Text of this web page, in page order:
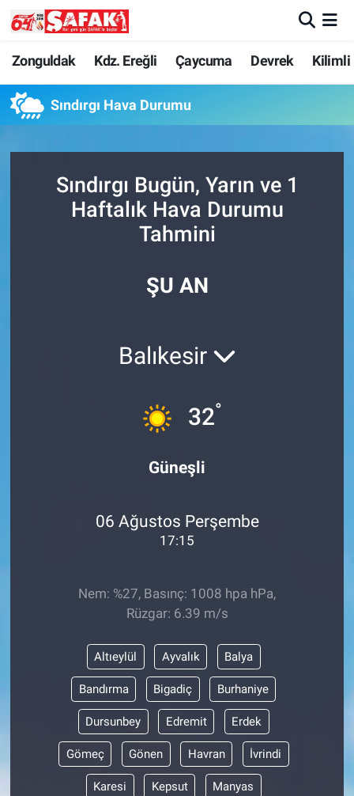
Zonguldak Kdz. Ereğli Çaycuma Devrek Kilimli
Sındırgı Hava Durumu
Sındırgı Bugün, Yarın ve 1
Haftalık Hava Durumu
Tahmini
ŞU AN
Balıkesir
32°
Güneşli
06 Ağustos Perşembe
17:15
Nem: %27, Basınç: 1008 hpa hPa,
Rüzgar: 6.39 m/s
Altıeylül Ayvalık Balya
Bandırma Bigadiç Burhaniye
Dursunbey Edremit Erdek
Gömeç Gönen Havran İvrindi
Karesi Kepsut Manyas
Zonguldak
Kdz. Ereğli
Devrek
Kilimli
Zonguldak Nöbetçi Eczaneler
Zonguldak Hava Durumu
Zonguldak Trafik Yoğunluk Haritası
Süper Lig Puan Durumu ve Fikstür
Son Dakika Haberleri